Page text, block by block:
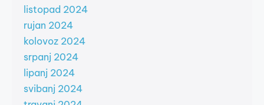
listopad 2024
rujan 2024
kolovoz 2024
srpanj 2024
lipanj 2024
svibanj 2024